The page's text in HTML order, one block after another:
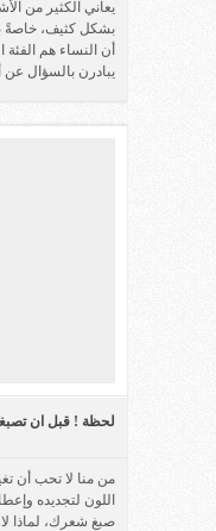
يعاني الكثير من
بشكل كثيف، خاصةً
أن النساء هم
يبادرن بالسؤال
لحظة ! قبل ان
من منا لا تحب أن
اللون لتجديده
صبغ شعرك، لماذا لا